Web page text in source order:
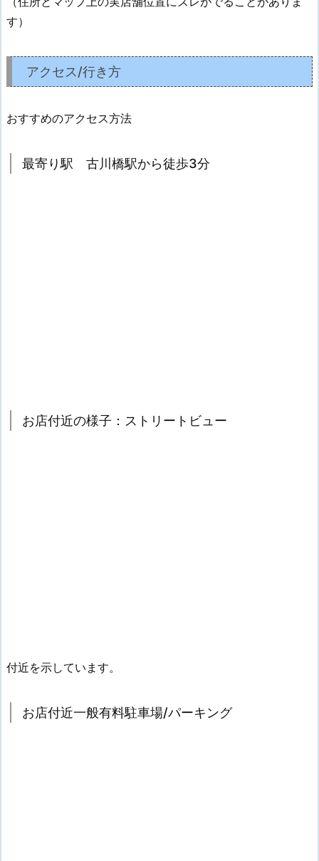
す）
アクセス/行き方
おすすめのアクセス方法
最寄り駅 古川橋駅から徒歩3分
お店付近の様子：ストリートビュー
付近を示しています。
お店付近一般有料駐車場/パーキング